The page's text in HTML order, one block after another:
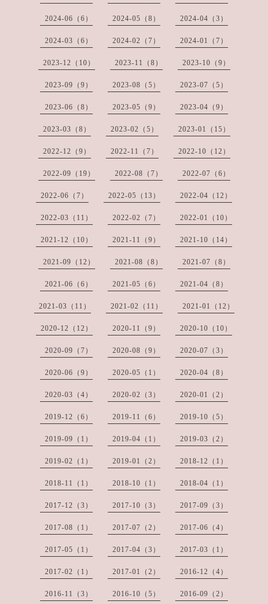
2024-06（6） 2024-05（8） 2024-04（3）
2024-03（6） 2024-02（7） 2024-01（7）
2023-12（10） 2023-11（8） 2023-10（9）
2023-09（9） 2023-08（5） 2023-07（5）
2023-06（8） 2023-05（9） 2023-04（9）
2023-03（8） 2023-02（5） 2023-01（15）
2022-12（9） 2022-11（7） 2022-10（12）
2022-09（19） 2022-08（7） 2022-07（6）
2022-06（7） 2022-05（13） 2022-04（12）
2022-03（11） 2022-02（7） 2022-01（10）
2021-12（10） 2021-11（9） 2021-10（14）
2021-09（12） 2021-08（8） 2021-07（8）
2021-06（6） 2021-05（6） 2021-04（8）
2021-03（11） 2021-02（11） 2021-01（12）
2020-12（12） 2020-11（9） 2020-10（10）
2020-09（7） 2020-08（9） 2020-07（3）
2020-06（9） 2020-05（1） 2020-04（8）
2020-03（4） 2020-02（3） 2020-01（2）
2019-12（6） 2019-11（6） 2019-10（5）
2019-09（1） 2019-04（1） 2019-03（2）
2019-02（1） 2019-01（2） 2018-12（1）
2018-11（1） 2018-10（1） 2018-04（1）
2017-12（3） 2017-10（3） 2017-09（3）
2017-08（1） 2017-07（2） 2017-06（4）
2017-05（1） 2017-04（3） 2017-03（1）
2017-02（1） 2017-01（2） 2016-12（4）
2016-11（3） 2016-10（5） 2016-09（2）